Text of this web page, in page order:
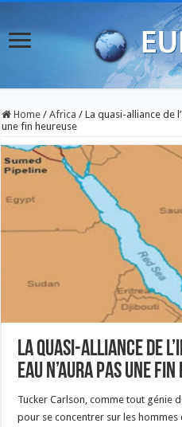
Home / Africa / La quasi-alliance de
une fin heureuse
La quasi-alliance de
EAU n’aura pas une
Tucker Carlson, comme tout génie
pour se concentrer sur les